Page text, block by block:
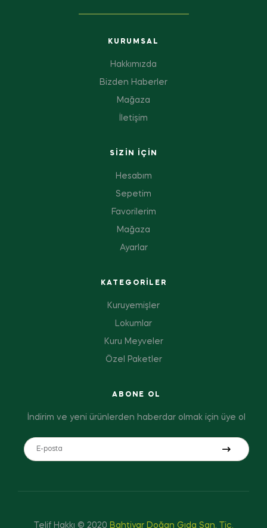
KURUMSAL
Hakkımızda
Bizden Haberler
Mağaza
İletişim
SIZIN IÇIN
Hesabım
Sepetim
Favorilerim
Mağaza
Ayarlar
KATEGORILER
Kuruyemişler
Lokumlar
Kuru Meyveler
Özel Paketler
ABONE OL
İndirim ve yeni ürünlerden haberdar olmak için üye ol
Telif Hakkı © 2020 Bahtiyar Doğan Gıda San. Tic.